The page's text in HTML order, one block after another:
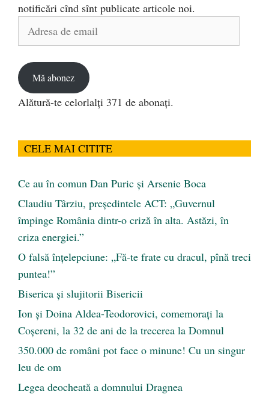
notificări cînd sînt publicate articole noi.
Adresa
Mă abonez
Alătură-te celorlalți 371 de abonați.
CELE MAI CITITE
Ce au în comun Dan Puric şi Arsenie Boca
Claudiu Târziu, președintele ACT: „Guvernul
împinge România dintr-o criză în alta. Astăzi, în
criza energiei.”
O falsă înțelepciune: „Fă-te frate cu dracul, pînă treci
puntea!”
Biserica și slujitorii Bisericii
Ion și Doina Aldea-Teodorovici, comemorați la
Coșereni, la 32 de ani de la trecerea la Domnul
350.000 de români pot face o minune! Cu un singur
leu de om
Legea deocheată a domnului Dragnea